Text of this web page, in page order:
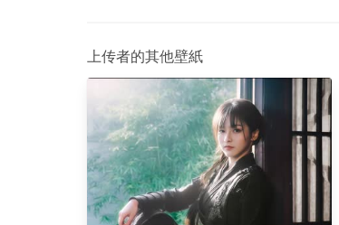
上传者的其他壁紙